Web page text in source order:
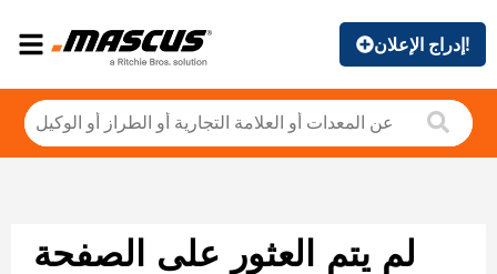
إدراج الإعلان!
لم يتم العثور على الصفحة